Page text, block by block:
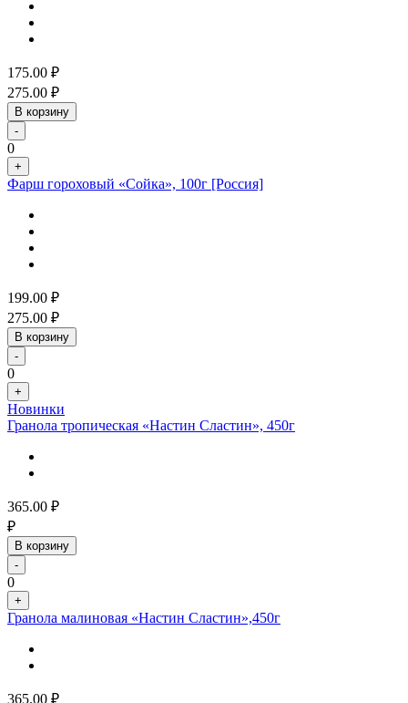
175.00 ₽
275.00 ₽
В корзину
-
0
+
Фарш гороховый «Сойка», 100г [Россия]
199.00 ₽
275.00 ₽
В корзину
-
0
+
Новинки
Гранола тропическая «Настин Сластин», 450г
365.00 ₽
₽
В корзину
-
0
+
Гранола малиновая «Настин Сластин»,450г
365.00 ₽